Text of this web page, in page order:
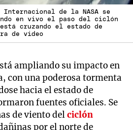
Internacional de la NASA se
en vivo el paso del ciclón
cruzando el estado de
de video
ampliando su impacto en
con una poderosa tormenta
hacia el estado de
fuentes oficiales. Se
de viento delciclón
por el norte de